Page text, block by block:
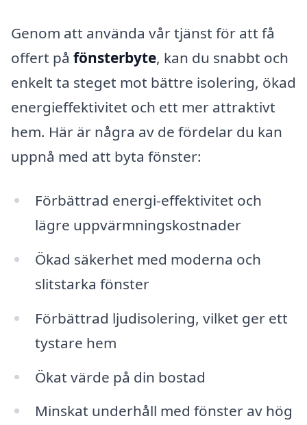
Genom att använda vår tjänst för att få
offert på fönsterbyte, kan du snabbt och
enkelt ta steget mot bättre isolering, ökad
energieffektivitet och ett mer attraktivt
hem. Här är några av de fördelar du kan
uppnå med att byta fönster:
Förbättrad energi-effektivitet och
lägre uppvärmningskostnader
Ökad säkerhet med moderna och
slitstarka fönster
Förbättrad ljudisolering, vilket ger ett
tystare hem
Ökat värde på din bostad
Minskat underhåll med fönster av hög